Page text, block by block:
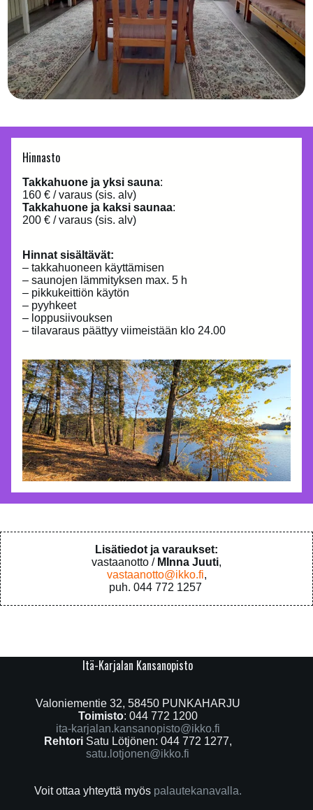
Hinnasto
Takkahuone ja yksi sauna:
160 € / varaus (sis. alv)
Takkahuone ja kaksi saunaa:
200 € / varaus (sis. alv)
Hinnat sisältävät:
– takkahuoneen käyttämisen
– saunojen lämmityksen max. 5 h
– pikkukeittiön käytön
– pyyhkeet
– loppusiivouksen
– tilavaraus päättyy viimeistään klo 24.00
Lisätiedot ja varaukset:
vastaanotto / MInna Juuti,
vastaanotto@ikko.fi,
puh. 044 772 1257
Itä-Karjalan Kansanopisto
Valoniementie 32, 58450 PUNKAHARJU
Toimisto: 044 772 1200
ita-karjalan.kansanopisto@ikko.fi
Rehtori Satu Lötjönen: 044 772 1277,
satu.lotjonen@ikko.fi
Voit ottaa yhteyttä myös palautekanavalla.